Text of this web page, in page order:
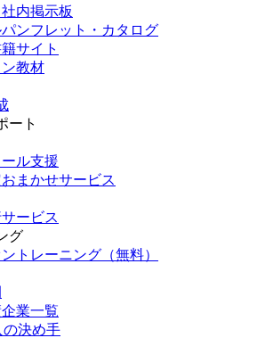
内掲示板
ンフレット・カタログ
サイト
教材
ート
ル支援
まかせサービス
ービス
グ
トレーニング（無料）
業一覧
の決め手